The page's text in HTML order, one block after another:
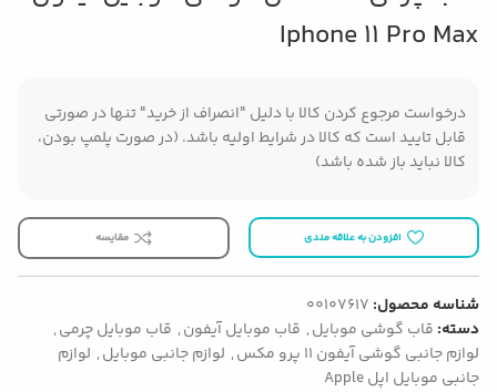
Iphone 11 Pro Max
درخواست مرجوع کردن کالا با دلیل "انصراف از خرید" تنها در صورتی
قابل تایید است که کالا در شرایط اولیه باشد. (در صورت پلمپ بودن،
کالا نباید باز شده باشد)
افزودن به علاقه مندی مقایسه
شناسه محصول: 00107617
دسته: قاب گوشی موبایل, قاب موبایل آیفون, قاب موبایل چرمی,
لوازم جانبی گوشی آیفون ۱۱ پرو مکس
, لوازم جانبی موبایل, لوازم
جانبی موبایل اپل Apple